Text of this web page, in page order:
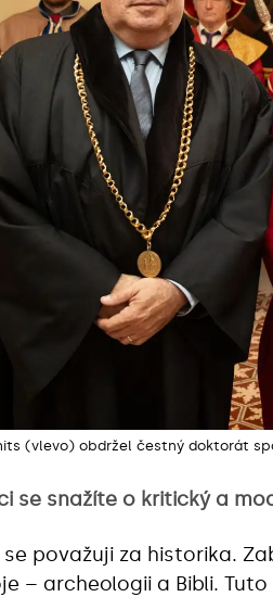
(vlevo) obdržel čestný doktorát
se snažíte o kritický a
považuji za historika.
– archeologii a Bibli.